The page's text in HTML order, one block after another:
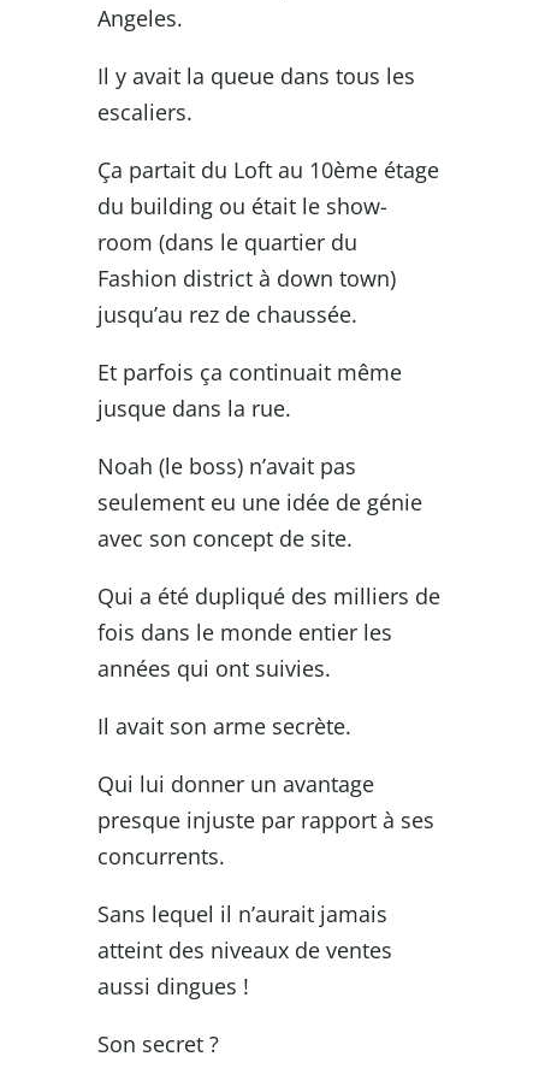
Angeles.
Il y avait la queue dans tous les
escaliers.
Ça partait du Loft au 10ème étage
du building ou était le show-
room (dans le quartier du
Fashion district à down town)
jusqu’au rez de chaussée.
Et parfois ça continuait même
jusque dans la rue.
Noah (le boss) n’avait pas
seulement eu une idée de génie
avec son concept de site.
Qui a été dupliqué des milliers de
fois dans le monde entier les
années qui ont suivies.
Il avait son arme secrète.
Qui lui donner un avantage
presque injuste par rapport à ses
concurrents.
Sans lequel il n’aurait jamais
atteint des niveaux de ventes
aussi dingues !
Son secret ?